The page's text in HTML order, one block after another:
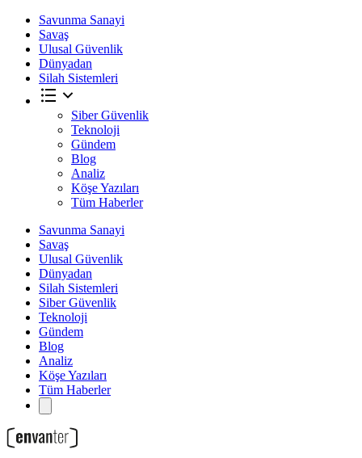
Savunma Sanayi
Savaş
Ulusal Güvenlik
Dünyadan
Silah Sistemleri
Siber Güvenlik
Teknoloji
Gündem
Blog
Analiz
Köşe Yazıları
Tüm Haberler
Savunma Sanayi
Savaş
Ulusal Güvenlik
Dünyadan
Silah Sistemleri
Siber Güvenlik
Teknoloji
Gündem
Blog
Analiz
Köşe Yazıları
Tüm Haberler